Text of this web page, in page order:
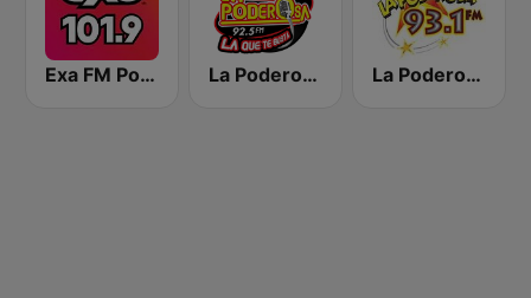
Exa FM Poza Rica La Poderosa 92.5 FM La Poderosa 93.1 FM